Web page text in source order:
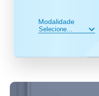
Modalidade